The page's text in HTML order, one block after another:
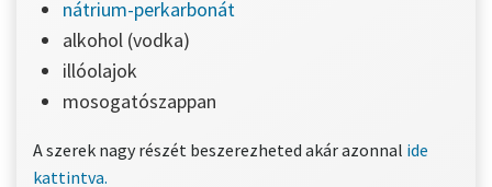
nátrium-perkarbonát
alkohol (vodka)
illóolajok
mosogatószappan
A szerek nagy részét beszerezheted akár azonnal ide
kattintva.